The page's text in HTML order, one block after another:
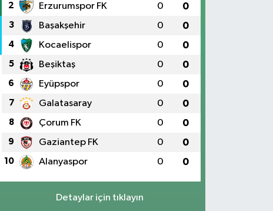
2 Erzurumspor FK 0 0
3 Başakşehir 0 0
4 Kocaelispor 0 0
5 Beşiktaş 0 0
6 Eyüpspor 0 0
7 Galatasaray 0 0
8 Çorum FK 0 0
9 Gaziantep FK 0 0
10 Alanyaspor 0 0
Detaylar için tıklayın